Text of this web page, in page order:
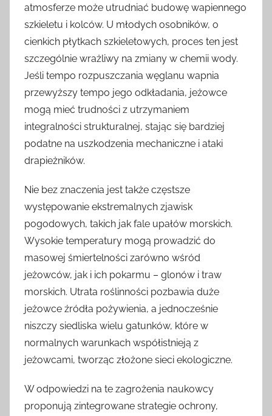
atmosferze może utrudniać budowę wapiennego
szkieletu i kolców. U młodych osobników, o
cienkich płytkach szkieletowych, proces ten jest
szczególnie wrażliwy na zmiany w chemii wody.
Jeśli tempo rozpuszczania węglanu wapnia
przewyższy tempo jego odkładania, jeżowce
mogą mieć trudności z utrzymaniem
integralności strukturalnej, stając się bardziej
podatne na uszkodzenia mechaniczne i ataki
drapieżników.
Nie bez znaczenia jest także częstsze
występowanie ekstremalnych zjawisk
pogodowych, takich jak fale upałów morskich.
Wysokie temperatury mogą prowadzić do
masowej śmiertelności zarówno wśród
jeżowców, jak i ich pokarmu – glonów i traw
morskich. Utrata roślinności pozbawia duże
jeżowce źródła pożywienia, a jednocześnie
niszczy siedliska wielu gatunków, które w
normalnych warunkach współistnieją z
jeżowcami, tworząc złożone sieci ekologiczne.
W odpowiedzi na te zagrożenia naukowcy
proponują zintegrowane strategie ochrony,